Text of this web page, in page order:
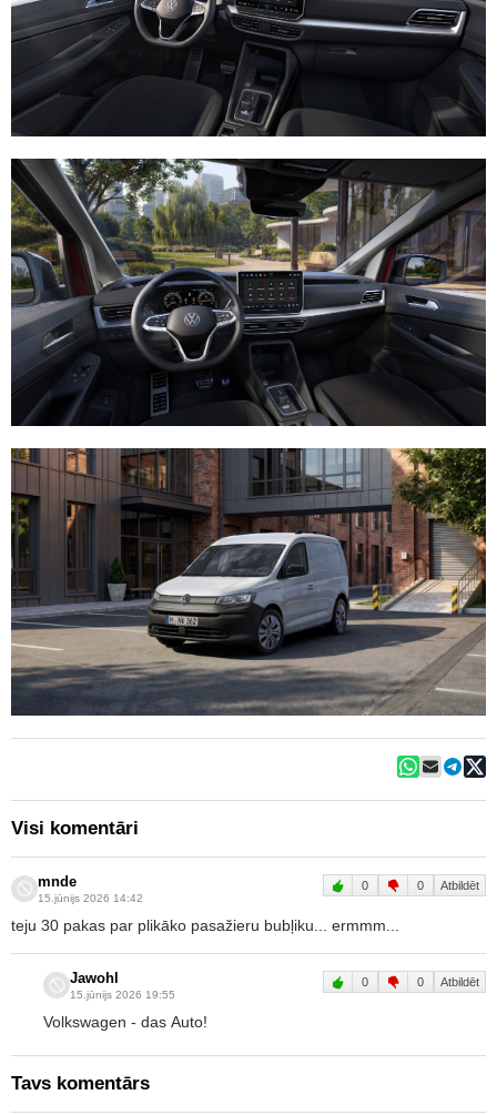
Visi komentāri
mnde
15.jūnijs 2026 14:42
0 0 Atbildēt
teju 30 pakas par plikāko pasažieru bubļiku... ermmm...
Jawohl
15.jūnijs 2026 19:55
0 0 Atbildēt
Volkswagen - das Auto!
Tavs komentārs